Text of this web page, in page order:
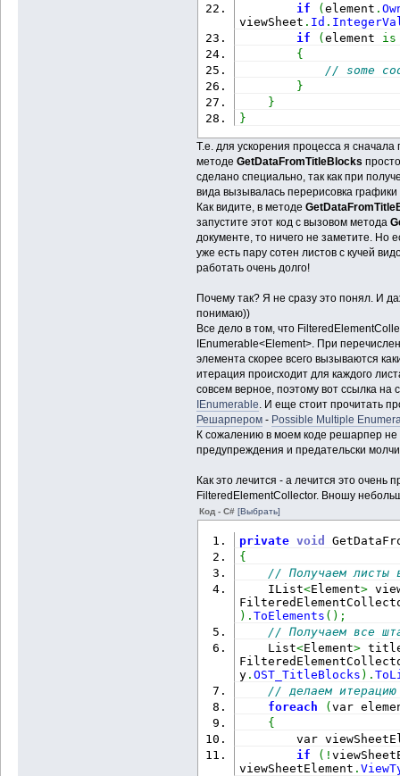
if
(element .
viewSheet . Id .
if
(element is
{
// some
}
}
}
Т.е. для ускорения процесса я
методе GetDataFromTitleBlocks
сделано специально, так как при
вида вызывалась перерисовка графики
Как видите, в методе
запустите этот код с вызовом метода
документе, то ничего не заметите. Но
уже есть пару сотен листов с кучей
работать очень долго!
Почему так? Я не сразу это понял. И
понимаю))
Все дело в том, что
IEnumerable<Element>. При
элемента скорее всего вызываются
итерация происходит для каждого
совсем верное, поэтому вот ссылка на
IEnumerable . И еще стоит прочитать
Решарпером- Possible Multiple
К сожалению в моем коде решарпер не
предупреждения и предательски
Как это лечится - а лечится это очень
FilteredElementCollector. Вношу
Код - C# [Выбрать]
private void
{
// Получаем листы
IList<Element>
) .ToElements ( ) ;
// Получаем все
List<Element>
y .OST_TitleBlocks ) .
// делаем итерацию
foreach
(var
{
var
if
( !
viewSheetElement .